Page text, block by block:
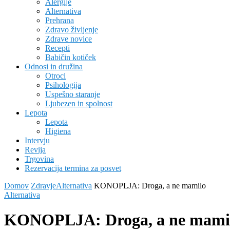
Alergije
Alternativa
Prehrana
Zdravo življenje
Zdrave novice
Recepti
Babičin kotiček
Odnosi in družina
Otroci
Psihologija
Uspešno staranje
Ljubezen in spolnost
Lepota
Lepota
Higiena
Intervju
Revija
Trgovina
Rezervacija termina za posvet
Domov ZdravjeAlternativa KONOPLJA: Droga, a ne mamilo
Alternativa
KONOPLJA: Droga, a ne